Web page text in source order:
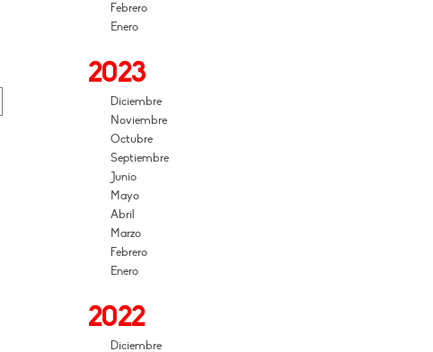
Febrero
Enero
2023
Diciembre
Noviembre
Octubre
Septiembre
Junio
Mayo
Abril
Marzo
Febrero
Enero
2022
Diciembre